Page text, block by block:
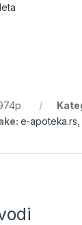
e-apoteka.rs